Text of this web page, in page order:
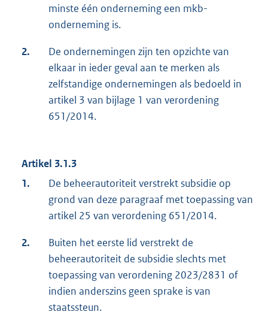
minste één onderneming een mkb-
onderneming is.
2.
De ondernemingen zijn ten opzichte van
elkaar in ieder geval aan te merken als
zelfstandige ondernemingen als bedoeld in
artikel 3 van bijlage 1 van verordening
651/2014.
Artikel 3.1.3
1.
De beheerautoriteit verstrekt subsidie op
grond van deze paragraaf met toepassing van
artikel 25 van verordening 651/2014.
2.
Buiten het eerste lid verstrekt de
beheerautoriteit de subsidie slechts met
toepassing van verordening 2023/2831 of
indien anderszins geen sprake is van
staatssteun.